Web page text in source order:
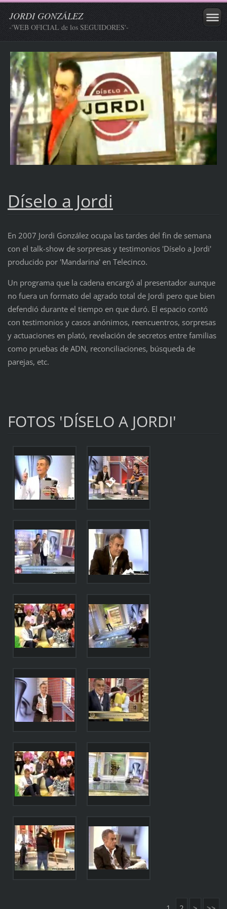
JORDI GONZÁLEZ
-'WEB OFICIAL de los SEGUIDORES'-
Díselo a Jordi
En 2007 Jordi González ocupa las tardes del fin de semana
con el talk-show de sorpresas y testimonios 'Díselo a Jordi'
producido por 'Mandarina' en Telecinco.
Un programa que la cadena encargó al presentador aunque
no fuera un formato del agrado total de Jordi pero que bien
defendió durante el tiempo en que duró. El espacio contó
con testimonios y casos anónimos, reencuentros, sorpresas
y actuaciones en plató, revelación de secretos entre familias
como pruebas de ADN, reconciliaciones, búsqueda de
parejas, etc.
FOTOS 'DÍSELO A JORDI'